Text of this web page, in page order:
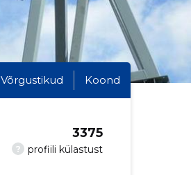
Võrgustikud Koond
? profiili külastust
3375